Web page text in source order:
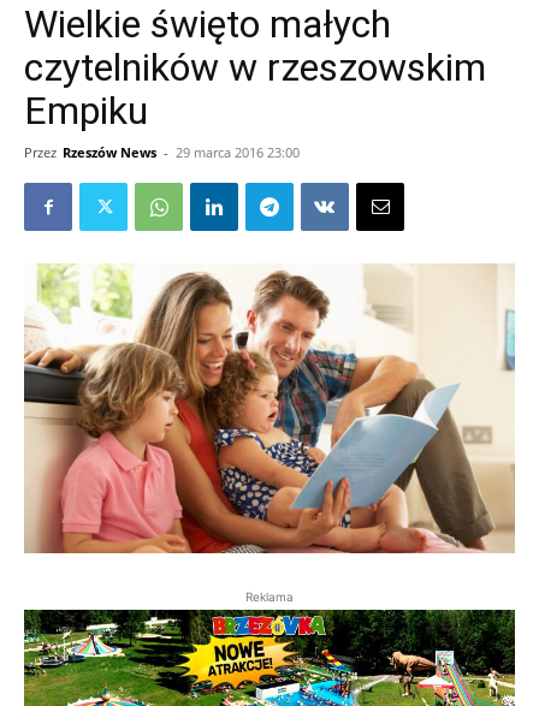
Wielkie święto małych
czytelników w rzeszowskim
Empiku
Przez Rzeszów News - 29 marca 2016 23:00
Reklama